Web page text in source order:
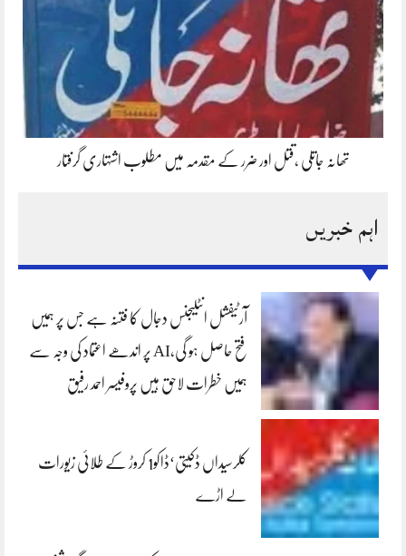
تھانہ جاتلی ،قتل اور ضرر کے مقدمہ میں مطلوب اشتہاری گرفتار
اہم خبریں
آرٹیفشل انٹلیجنس دجال کا فتنہ ہے جس پر ہمیں
فتح حاصل ہو گی،AI پر اندھے اعتماد کی وجہ سے
ہمیں خطرات لاحق ہیں پروفیسر احمد رفیق
کلرسیداں ڈکیتی‘ڈاکو1 کروڑ کے طلائی زیورات
لے اڑے